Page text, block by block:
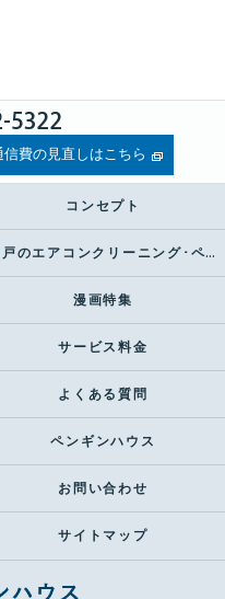
5322
信費の見直しはこちら
コンセプト
神戸のエアコンクリーニング･ペンギンハウスの評判
漫画特集
サービス料金
よくある質問
ペンギンハウス
お問い合わせ
サイトマップ